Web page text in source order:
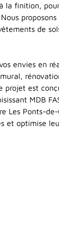
la finition,
de
envies en
projet est
MDB
Les Ponts-de-
et optimise